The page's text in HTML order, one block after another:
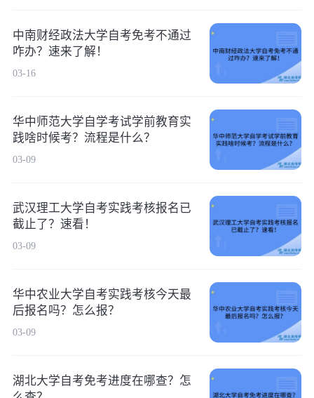
中南财经政法大学自考免考不通过
咋办？速来了解！
03-16
华中师范大学自学考试学前教育实
践啥时候考？流程是什么？
03-09
武汉理工大学自考实践考核报名已
截止了？速看！
03-09
华中农业大学自考实践考核今天最
后报名吗？怎么报？
03-09
湖北大学自考免考进度在哪查？怎